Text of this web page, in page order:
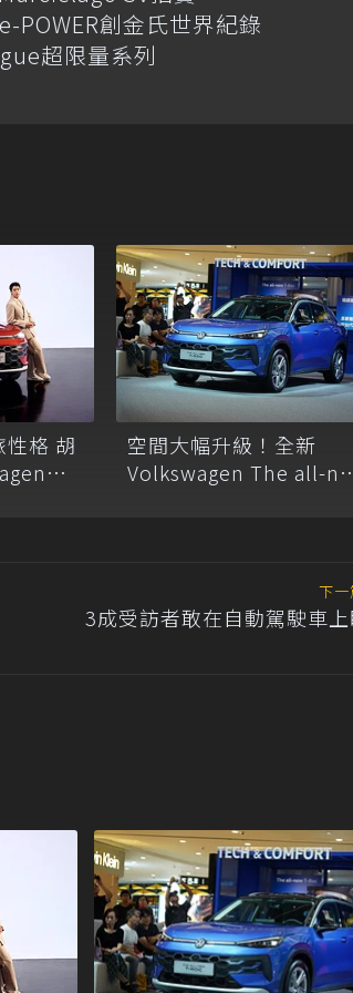
POWER創金氏世界紀錄
超限量系列
性格 胡
空間大幅升級！全新
Volkswagen The all-
下
3成受訪者敢在自動駕駛車